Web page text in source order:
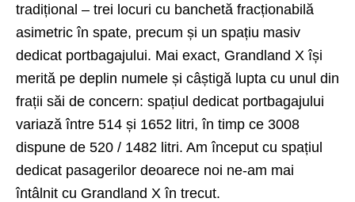
tradițional – trei locuri cu banchetă fracționabilă
asimetric în spate, precum și un spațiu masiv
dedicat portbagajului. Mai exact, Grandland X își
merită pe deplin numele și câștigă lupta cu unul din
frații săi de concern: spațiul dedicat portbagajului
variază între 514 și 1652 litri, în timp ce 3008
dispune de 520 / 1482 litri. Am început cu spațiul
dedicat pasagerilor deoarece noi ne-am mai
întâlnit cu Grandland X în trecut.